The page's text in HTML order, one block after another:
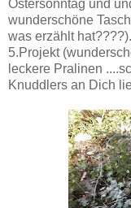
Ostersonntag und
wunderschöne
was erzählt
5.Projekt
leckere Pralinen
Knuddlers an Dich